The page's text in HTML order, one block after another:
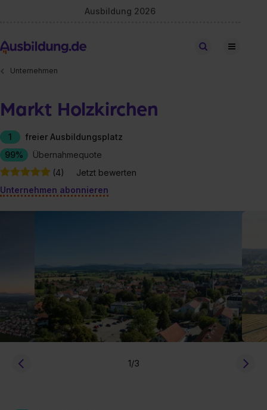
Ausbildung 2026
Stellen finden
Unternehmen
Markt Holzkirchen
1
freier Ausbildungsplatz
99%
Übernahmequote
(4)
Jetzt bewerten
Unternehmen abonnieren
1/3